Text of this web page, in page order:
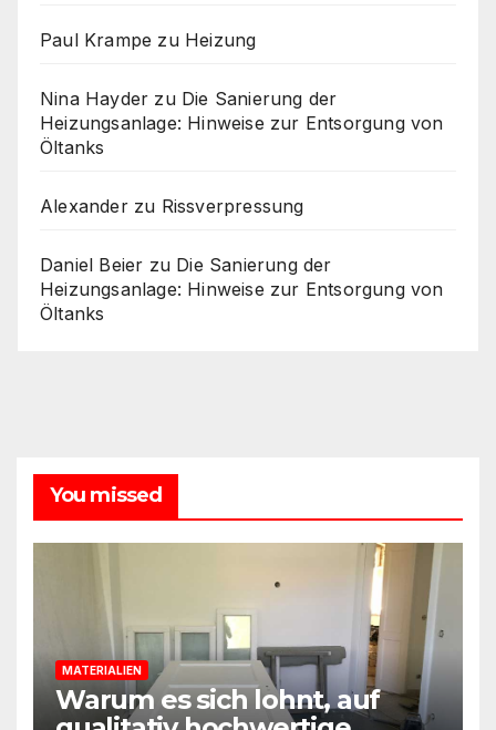
Paul Krampe zu Heizung
Nina Hayder zu Die Sanierung der
Heizungsanlage: Hinweise zur Entsorgung von
Öltanks
Alexanderzu Rissverpressung
Daniel Beier zu Die Sanierung der
Heizungsanlage: Hinweise zur Entsorgung von
Öltanks
You missed
MATERIALIEN
Warum es sich lohnt, auf